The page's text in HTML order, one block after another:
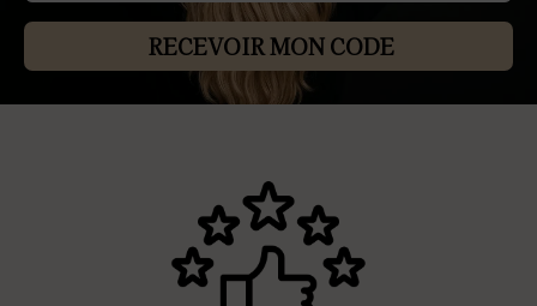
RECEVOIR MON CODE